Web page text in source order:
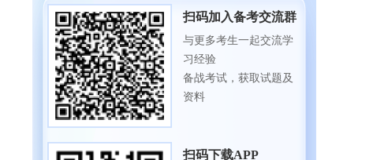
扫码加入备考交流群
与更多考生一起交流学
习经验
备战考试，获取试题及
资料
扫码下载APP